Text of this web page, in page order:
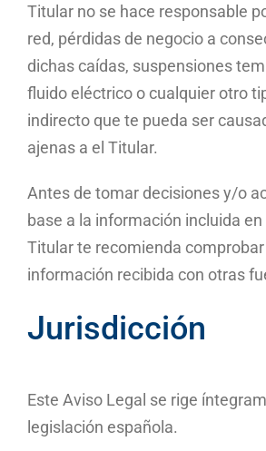
Titular no se hace responsable
red, pérdidas de negocio a
dichas caídas, suspensiones
fluido eléctrico o cualquier otro
indirecto que te pueda ser
ajenas a el Titular.
Antes de tomar decisiones y/o
base a la información incluida en
Titular te recomienda
información recibida con otras
Jurisdicción
Este Aviso Legal se rige
legislación española.